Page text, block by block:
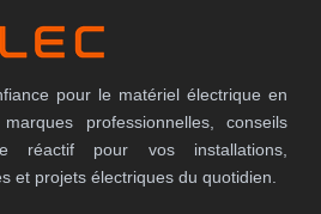
pour le matériel électrique en
professionnelles, conseils
réactif pour vos installations,
et projets électriques du quotidien.